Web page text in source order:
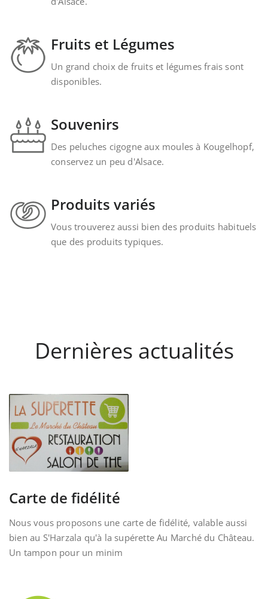
Fruits et Légumes
Un grand choix de fruits et légumes frais sont
disponibles.
Souvenirs
Des peluches cigogne aux moules à Kougelhopf,
conservez un peu d'Alsace.
Produits variés
Vous trouverez aussi bien des produits habituels
que des produits typiques.
Dernières actualités
Carte de fidélité
Nous vous proposons une carte de fidélité, valable aussi
bien au S'Harzala qu'à la supérette Au Marché du Château.
Un tampon pour un minim